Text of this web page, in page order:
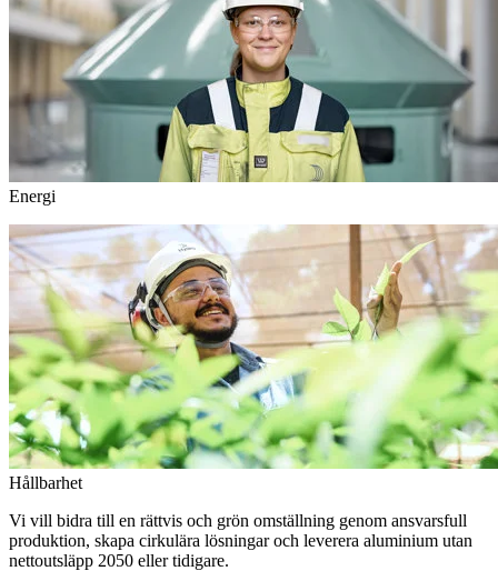
Energi
Hållbarhet
Vi vill bidra till en rättvis och grön omställning genom ansvarsfull
produktion, skapa cirkulära lösningar och leverera aluminium utan
nettoutsläpp 2050 eller tidigare.